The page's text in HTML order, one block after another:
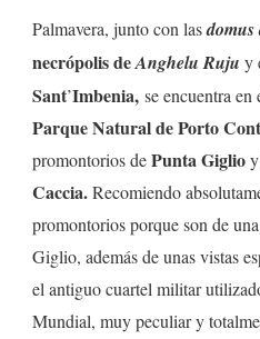
Palmavera, junto con lasdomus
necrópolis deAnghelu Ruju y
Sant’Imbenia, se encuentra
Parque Natural de Porto
promontorios dePunta Giglioy
Caccia.Recomiendo
promontorios porque son de
Giglio, además de unas vistas
el antiguo cuartel militar
Mundial, muy peculiar y